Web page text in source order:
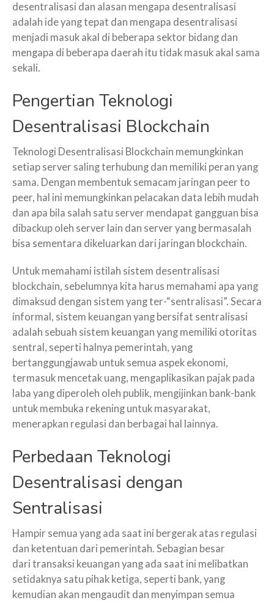
desentralisasi dan alasan mengapa desentralisasi
adalah ide yang tepat dan mengapa desentralisasi
menjadi masuk akal di beberapa sektor bidang dan
mengapa di beberapa daerah itu tidak masuk akal sama
sekali.
Pengertian Teknologi
Desentralisasi Blockchain
Teknologi Desentralisasi Blockchain memungkinkan
setiap server saling terhubung dan memiliki peran yang
sama. Dengan membentuk semacam jaringan peer to
peer, hal ini memungkinkan pelacakan data lebih mudah
dan apa bila salah satu server mendapat gangguan bisa
dibackup oleh server lain dan server yang bermasalah
bisa sementara dikeluarkan dari jaringan blockchain.
Untuk memahami istilah sistem desentralisasi
blockchain, sebelumnya kita harus memahami apa yang
dimaksud dengan sistem yang ter-“sentralisasi”. Secara
informal, sistem keuangan yang bersifat sentralisasi
adalah sebuah sistem keuangan yang memiliki otoritas
sentral, seperti halnya pemerintah, yang
bertanggungjawab untuk semua aspek ekonomi,
termasuk mencetak uang, mengaplikasikan pajak pada
laba yang diperoleh oleh publik, mengijinkan bank-bank
untuk membuka rekening untuk masyarakat,
menerapkan regulasi dan berbagai hal lainnya.
Perbedaan Teknologi
Desentralisasi dengan
Sentralisasi
Hampir semua yang ada saat ini bergerak atas regulasi
dan ketentuan dari pemerintah. Sebagian besar
dari transaksi keuangan yang ada saat ini melibatkan
setidaknya satu pihak ketiga, seperti bank, yang
kemudian akan mengaudit dan menyimpan semua